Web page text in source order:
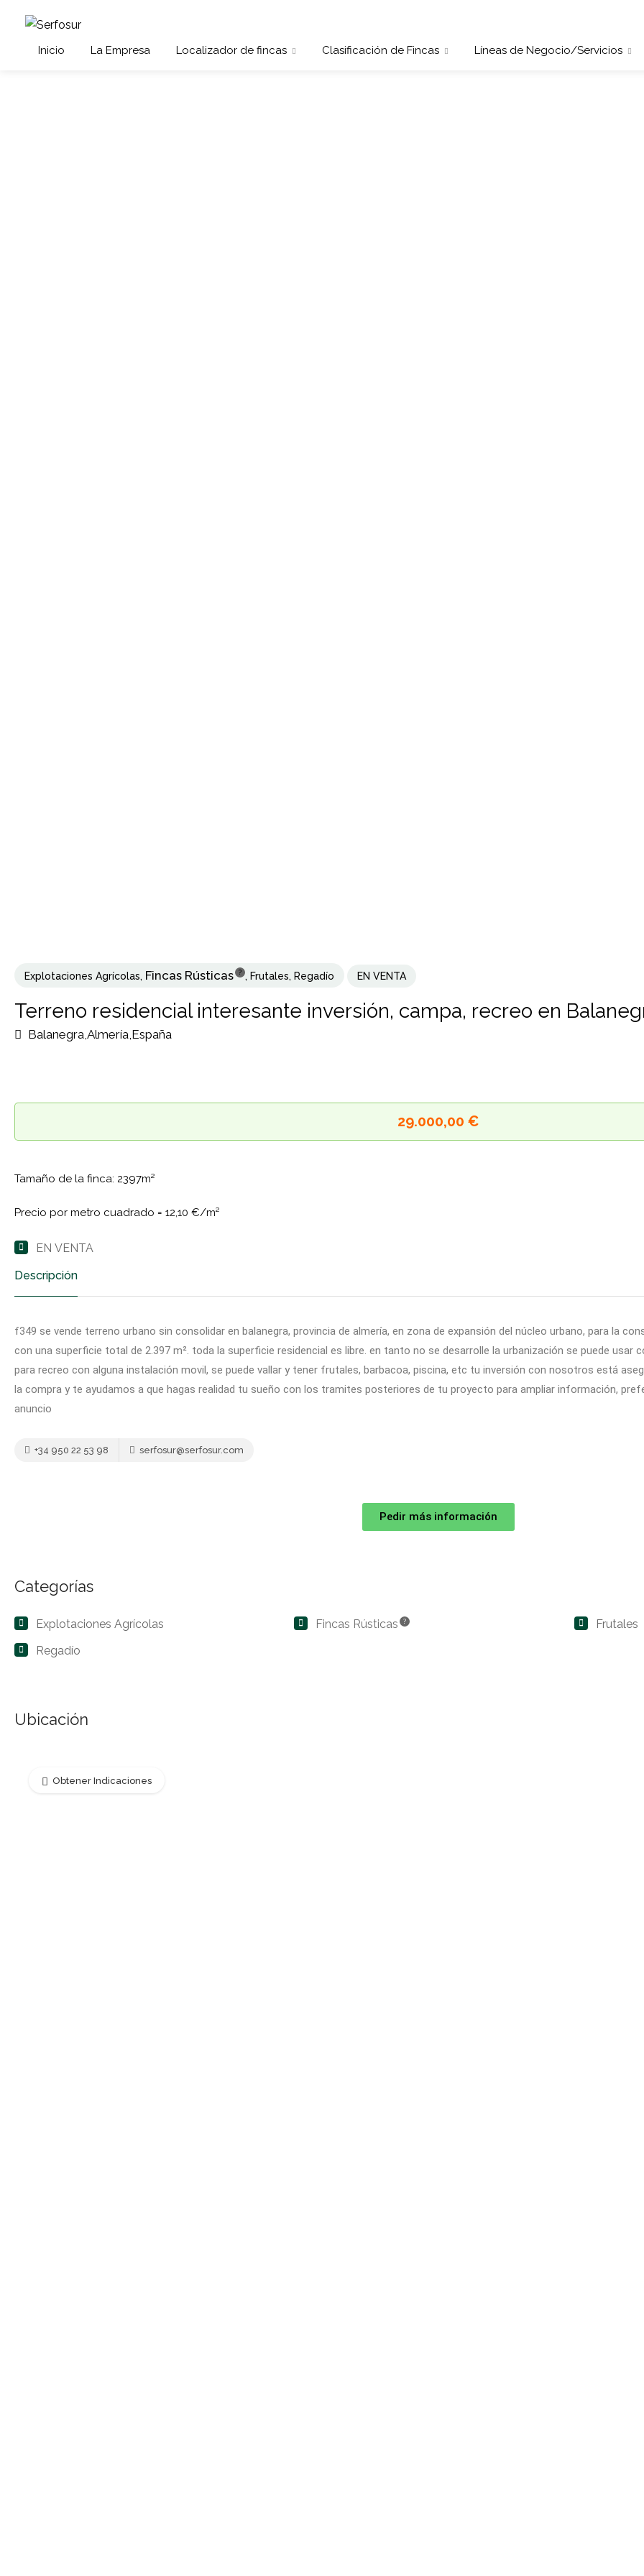
Inicio La Empresa Localizador de fincas Clasificación de Fincas Líneas de Negocio/Servicios
Explotaciones Agrícolas, Fincas Rústicas ? , Frutales, Regadío EN VENTA
Terreno residencial interesante inversión, campa, recreo en
Balanegra,Almería,España
29.000,00 €
Tamaño de la finca: 2397m²
Precio por metro cuadrado = 12,10 €/m²
EN VENTA
Descripción
f349 se vende terreno urbano sin consolidar en balanegra, provincia de almería, en zona de expansión del núcleo urbano, para la
con una superficie total de 2.397 m². toda la superficie residencial es libre. en tanto no se desarrolle la urbanización se puede usar
para recreo con alguna instalación movil, se puede vallar y tener frutales, barbacoa, piscina, etc tu inversión con nosotros está
la compra y te ayudamos a que hagas realidad tu sueño con los tramites posteriores de tu proyecto para ampliar información,
anuncio
+34 950 22 53 98 serfosur@serfosur.com
Pedir más información
Categorías
Explotaciones Agrícolas Fincas Rústicas ?
Frutales
Regadío
Ubicación
Obtener Indicaciones